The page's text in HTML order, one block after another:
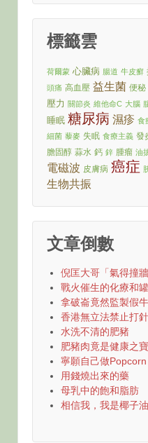
標籤雲
荷爾蒙 心臟病 腸道 牛皮癬
頭痛 高血壓 益生菌 便秘
壓力 關節炎 維他命C 大腦
睡眠 糖尿病 濕疹 食
細菌 藜麥 失眠 食療主義 發
膽固醇 蒜水 鈣 鋅 腫瘤 油
電磁波 皮膚病 癌症
生物共振
文章倒數
倪匡大哥「氣得撞
戰火催生的化療和
拿破崙竟然監製假牛
香港無立法禁止打
水洗不清的肥豬
肥豬肉竟是健康之寶
寧願自己做Popcorn
用錢燒出來的藥
母乳中的飽和脂肪
相信我，我是椰子油